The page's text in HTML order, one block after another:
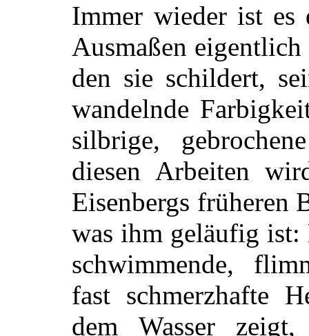
Immer wieder ist
Ausmaßen
den sie schildert,
wandelnde
silbrige,
diesen Arbeiten
Eisenbergs früheren
was ihm geläufig
schwimmende,
fast schmerzhafte
dem Wasser